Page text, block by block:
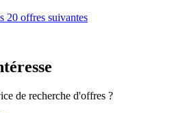
20 offres suivantes
de recherche d'offres ?